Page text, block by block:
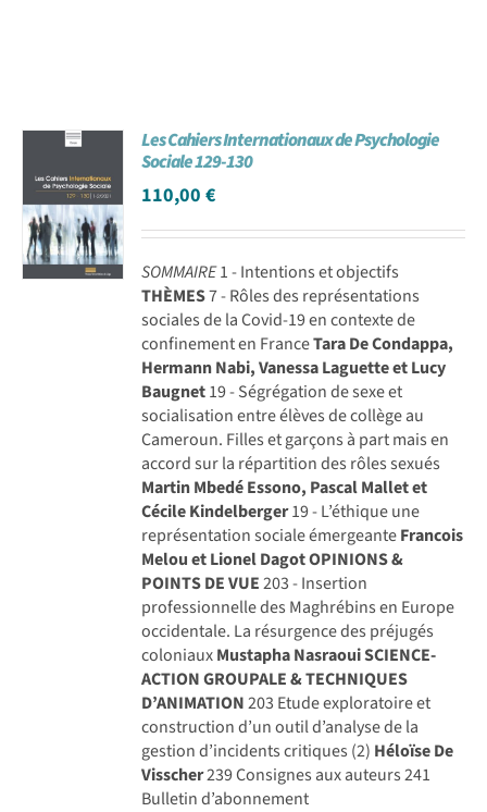
Les Cahiers Internationaux de Psychologie
Sociale 129-130
110,00€
SOMMAIRE1 - Intentions et objectifs
THÈMES7 - Rôles des représentations
sociales de la Covid-19 en contexte de
confinement en FranceTara De Condappa,
Hermann Nabi, Vanessa Laguette et Lucy
Baugnet19 - Ségrégation de sexe et
socialisation entre élèves de collège au
Cameroun. Filles et garçons à part mais en
accord sur la répartition des rôles sexués
Martin Mbedé Essono, Pascal Mallet et
Cécile Kindelberger19 - L’éthique une
représentation sociale émergeanteFrancois
Melou et Lionel DagotOPINIONS &
POINTS DE VUE203 - Insertion
professionnelle des Maghrébins en Europe
occidentale. La résurgence des préjugés
coloniauxMustapha NasraouiSCIENCE-
ACTION GROUPALE & TECHNIQUES
D’ANIMATION203 Etude exploratoire et
construction d’un outil d’analyse de la
gestion d’incidents critiques (2) Héloïse De
Visscher239 Consignes aux auteurs 241
Bulletin d’abonnement